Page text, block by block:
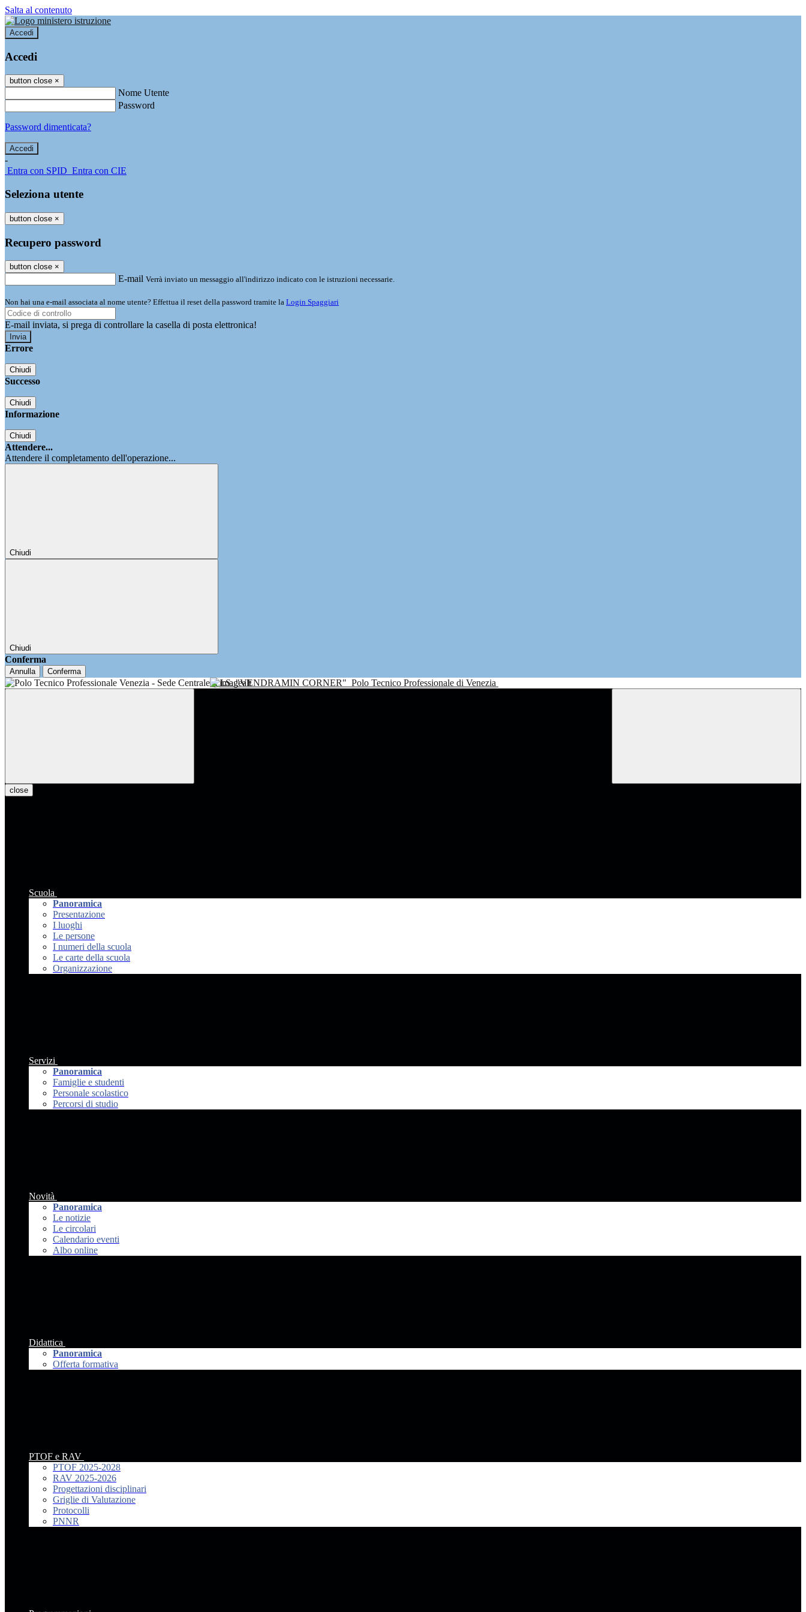
Salta al contenuto
Accedi
Accedi
button close ×
Nome Utente
Password
Password dimenticata?
-
Entra con SPID Entra con CIE
Seleziona utente
button close ×
Recupero password
button close ×
E-mail Verrà inviato un messaggio all'indirizzo indicato con le istruzioni necessarie.
Non hai una e-mail associata al nome utente? Effettua il reset della password tramite la Login Spaggiari
E-mail inviata, si prega di controllare la casella di posta elettronica!
Errore
Chiudi
Successo
Chiudi
Informazione
Chiudi
Attendere...
Attendere il completamento dell'operazione...
Chiudi
Chiudi
Conferma
Annulla Conferma
I.I.S. "VENDRAMIN CORNER" Polo Tecnico Professionale di Venezia
close
Scuola
Panoramica
Presentazione
I luoghi
Le persone
I numeri della scuola
Le carte della scuola
Organizzazione
Servizi
Panoramica
Famiglie e studenti
Personale scolastico
Percorsi di studio
Novità
Panoramica
Le notizie
Le circolari
Calendario eventi
Albo online
Didattica
Panoramica
Offerta formativa
PTOF e RAV
PTOF 2025-2028
RAV 2025-2026
Progettazioni disciplinari
Griglie di Valutazione
Protocolli
PNNR